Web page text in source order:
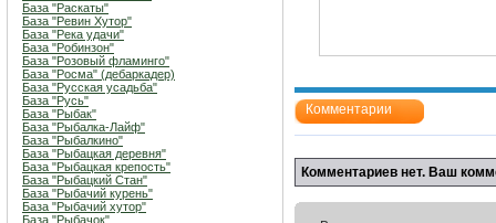
База "Раскаты"
База "Ревин Хутор"
База "Река удачи"
База "Робинзон"
База "Розовый фламинго"
База "Росма" (дебаркадер)
База "Русская усадьба"
База "Русь"
База "Рыбак"
База "Рыбалка-Лайф"
База "Рыбалкино"
База "Рыбацкая деревня"
База "Рыбацкая крепость"
База "Рыбацкий Стан"
База "Рыбачий курень"
База "Рыбачий хутор"
База "Рыбачок"
Комментарии
Комментариев нет. Ваш